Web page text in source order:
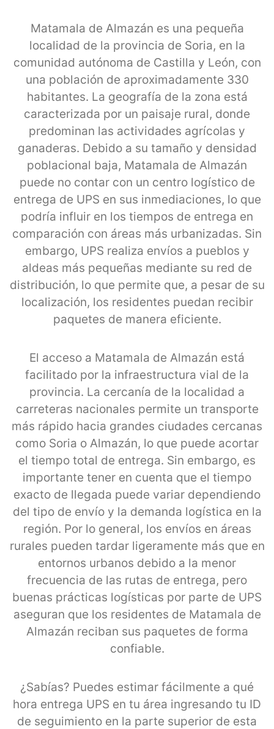
Matamala de Almazán es una pequeña
localidad de la provincia de Soria, en la
comunidad autónoma de Castilla y León, con
una población de aproximadamente 330
habitantes. La geografía de la zona está
caracterizada por un paisaje rural, donde
predominan las actividades agrícolas y
ganaderas. Debido a su tamaño y densidad
poblacional baja, Matamala de Almazán
puede no contar con un centro logístico de
entrega de UPS en sus inmediaciones, lo que
podría influir en los tiempos de entrega en
comparación con áreas más urbanizadas. Sin
embargo, UPS realiza envíos a pueblos y
aldeas más pequeñas mediante su red de
distribución, lo que permite que, a pesar de su
localización, los residentes puedan recibir
paquetes de manera eficiente.
El acceso a Matamala de Almazán está
facilitado por la infraestructura vial de la
provincia. La cercanía de la localidad a
carreteras nacionales permite un transporte
más rápido hacia grandes ciudades cercanas
como Soria o Almazán, lo que puede acortar
el tiempo total de entrega. Sin embargo, es
importante tener en cuenta que el tiempo
exacto de llegada puede variar dependiendo
del tipo de envío y la demanda logística en la
región. Por lo general, los envíos en áreas
rurales pueden tardar ligeramente más que en
entornos urbanos debido a la menor
frecuencia de las rutas de entrega, pero
buenas prácticas logísticas por parte de UPS
aseguran que los residentes de Matamala de
Almazán reciban sus paquetes de forma
confiable.
¿Sabías? Puedes estimar fácilmente a qué
hora entrega UPS en tu área ingresando tu ID
de seguimiento en la parte superior de esta